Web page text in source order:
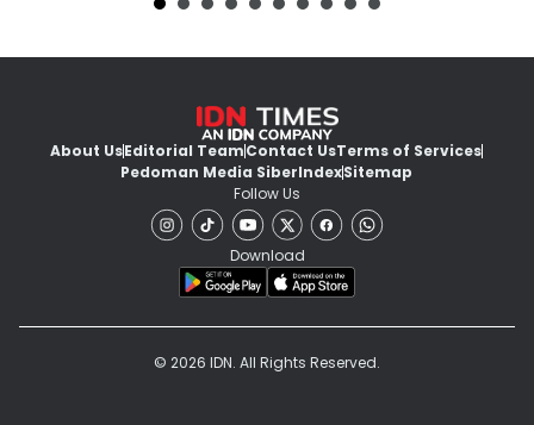
About UsEditorial TeamContact UsTerms of Services
Pedoman Media SiberIndexSitemap
Follow Us
Download
© 2026 IDN. All Rights Reserved.